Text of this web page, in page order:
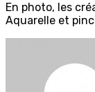
En photo, les
Aquarelle et